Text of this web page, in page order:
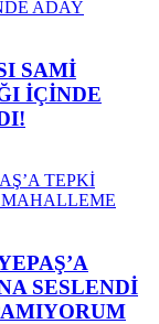
SAMİ
İÇİNDE
SESLENDİ